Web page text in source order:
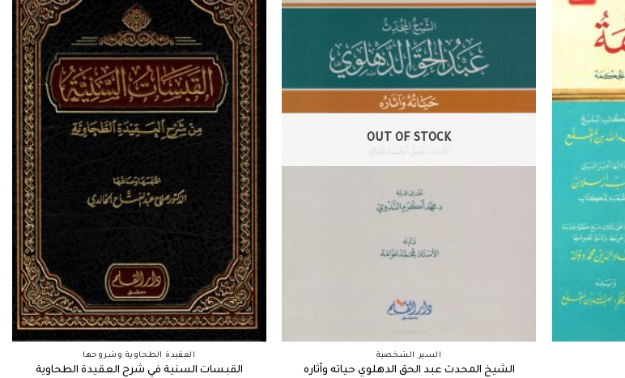
العقيدة الطحاوية وشروحها
القبسات السنية في شرح العقيدة الطحاوية
OUT OF STOCK
السير الشخصية
الشيخ المحدث عبد الحق الدهلوي حياته وآثاره